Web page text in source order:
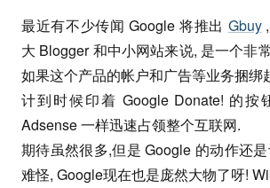
最近有不少传闻 Google 将推出 Gbuy,
大 Blogger 和中小网站来说, 是一个非
如果这个产品的帐户和广告等业务捆绑
计到时候印着 Google Donate! 的按
Adsense 一样迅速占领整个互联网.
期待虽然很多,但是 Google 的动作还
难怪, Google现在也是庞然大物了呀!